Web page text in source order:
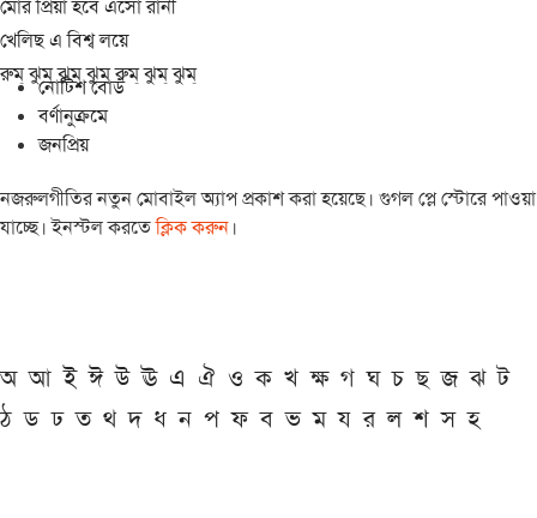
মোর প্রিয়া হবে এসো রানী
খেলিছ এ বিশ্ব লয়ে
রুম্ ঝুম্ ঝুম্ ঝুম্ রুম্ ঝুম্ ঝুম্
নোটিশ বোর্ড
বর্ণানুক্রমে
জনপ্রিয়
নজরুলগীতির নতুন মোবাইল অ্যাপ প্রকাশ করা হয়েছে। গুগল প্লে স্টোরে পাওয়া
যাচ্ছে। ইনস্টল করতেক্লিক করুন।
অ আ ই ঈ উ ঊ এ ঐ ও ক খ ক্ষ গ ঘ চ ছ জ ঝ ট
ঠ ড ঢ ত থ দ ধ ন প ফ ব ভ ম য র ল শ স হ